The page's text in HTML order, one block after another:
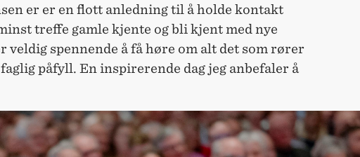
er er en flott anledning til å holde kontakt
treffe gamle kjente og bli kjent med nye
veldig spennende å få høre om alt det som rører
faglig påfyll. En inspirerende dag jeg anbefaler å